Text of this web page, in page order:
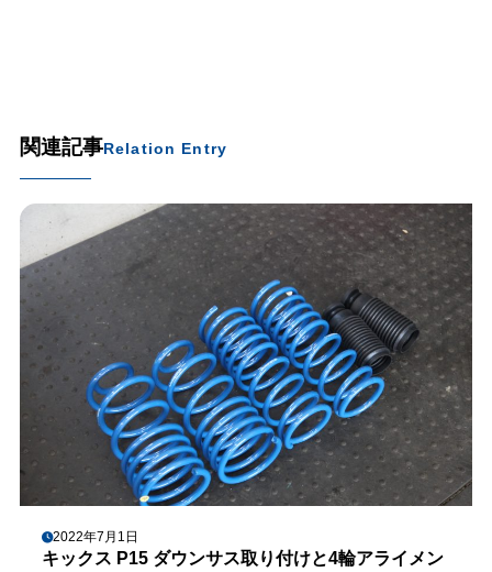
関連記事Relation Entry
2022年7月1日
キックス P15 ダウンサス取り付けと4輪アライメン